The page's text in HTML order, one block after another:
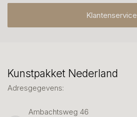
Klantenservice
Kunstpakket Nederland
Adresgegevens:
Ambachtsweg 46